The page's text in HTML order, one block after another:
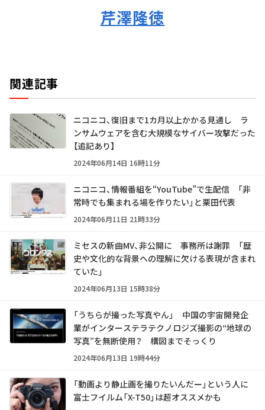
芹澤隆徳
関連記事
ニコニコ、復旧まで1カ月以上かかる見通し ラ
ンサムウェアを含む大規模なサイバー攻撃だった
【追記あり】
2024年06月14日 16時11分
ニコニコ、情報番組を“YouTube”で生配信 「非
常時でも集まれる場を作りたい」と栗田代表
2024年06月11日 21時33分
ミセスの新曲MV、非公開に 事務所は謝罪 「歴
史や文化的な背景への理解に欠ける表現が含まれ
ていた」
2024年06月13日 15時38分
「うちらが撮った写真やん」 中国の宇宙開発企
業がインターステラテクノロジズ撮影の“地球の
写真”を無断使用？ 構図までそっくり
2024年06月13日 19時44分
「動画より静止画を撮りたいんだー」という人に
富士フイルム「X-T50」は超オススメかも